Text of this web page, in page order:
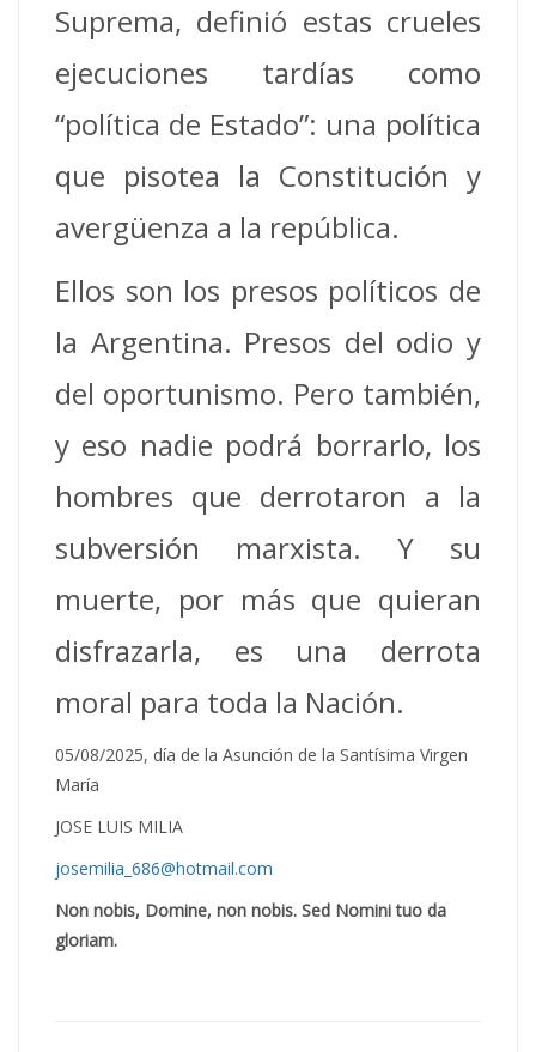
Suprema, definió estas crueles
ejecuciones tardías como
“política de Estado”: una política
que pisotea la Constitución y
avergüenza a la república.
Ellos son los presos políticos de
la Argentina. Presos del odio y
del oportunismo. Pero también,
y eso nadie podrá borrarlo, los
hombres que derrotaron a la
subversión marxista. Y su
muerte, por más que quieran
disfrazarla, es una derrota
moral para toda la Nación.
05/08/2025, día de la Asunción de la Santísima Virgen
María
JOSE LUIS MILIA
josemilia_686@hotmail.com
Non nobis, Domine, non nobis. Sed Nomini tuo da
gloriam.